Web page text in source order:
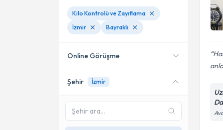
Kilo Kontrolü ve Zayıflama
İzmir
Bayraklı
Online Görüşme
Online danışmanlık sunan
Sadeceİzmir
uzman ara
Şehir İzmir